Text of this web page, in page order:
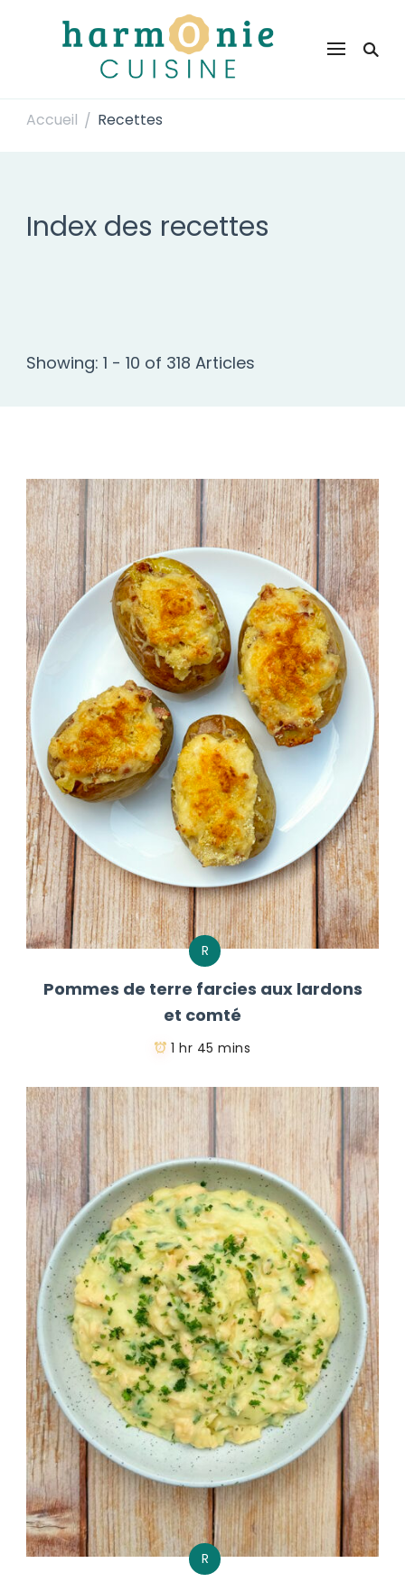
Harmonie Cuisine
Accueil / Recettes
Index des recettes
Showing: 1 - 10 of 318 Articles
R
Pommes de terre farcies aux lardons
et comté
1 hr 45 mins
R